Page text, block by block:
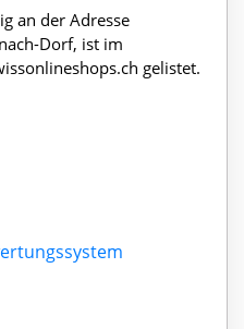
an der Adresse
Dorf, ist im
gelistet.